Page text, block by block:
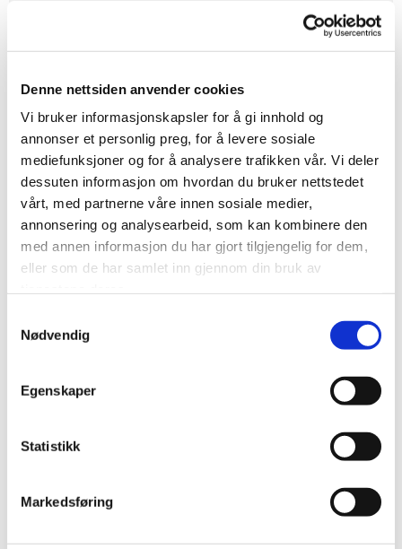
Denne nettsiden anvender cookies
Vi bruker informasjonskapsler for å gi innhold og
annonser et personlig preg, for å levere sosiale
mediefunksjoner og for å analysere trafikken vår. Vi deler
dessuten informasjon om hvordan du bruker nettstedet
vårt, med partnerne våre innen sosiale medier,
annonsering og analysearbeid, som kan kombinere den
med annen informasjon du har gjort tilgjengelig for dem,
eller som de har samlet inn gjennom din bruk av
Nødvendig
Egenskaper
Statistikk
Markedsføring
Vår spesialitet er pulverlakkering av aluminiumprofiler.
LES MER...